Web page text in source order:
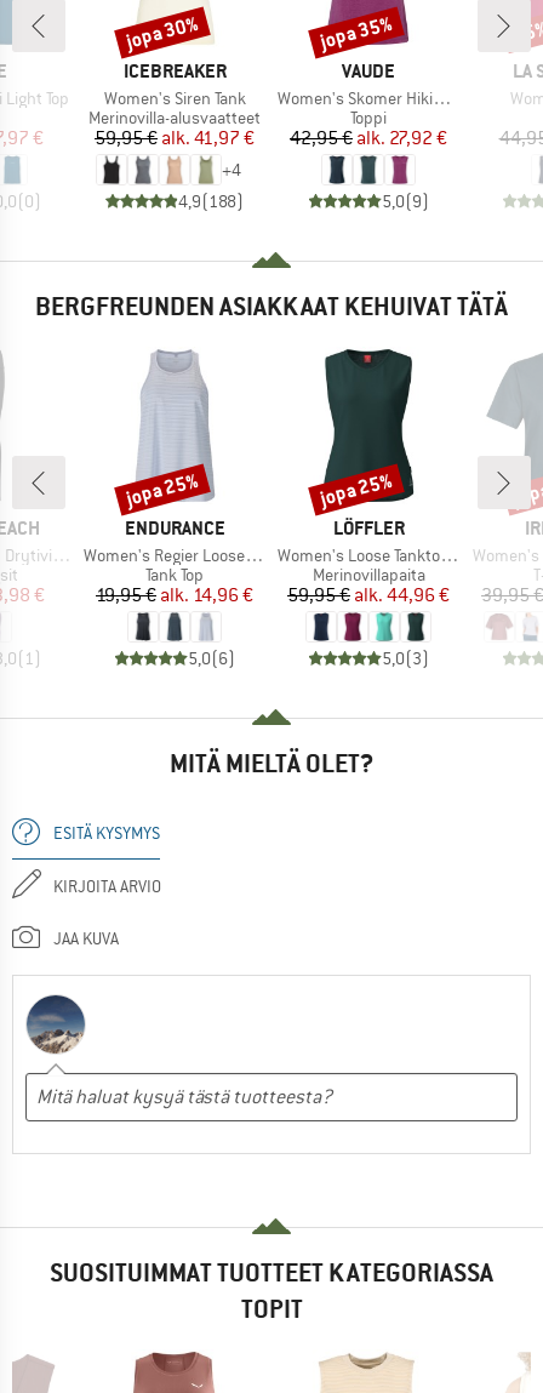
Top
hinta
€
(0)
MERKKI
ICEBREAKER
Tuote
Women's Siren Tank
Tuoteryhmä
Merinovilla-alusvaatteet
Hinta
59,95 € Alennettu hinta
alk. 41,97 €
+4
4,9(188)
Alennus
jopa 30%
MERKKI
VAUDE
Tuote
Women's Skomer Hiking Top
Tuoteryhmä
Toppi
Hinta
42,95 € Alennettu hinta
alk. 27,92 €
5,0(9)
Alennus
jopa 35%
LA
BERGFREUNDEN ASIAKKAAT KEHUIVAT TÄTÄ
Tights 1/1
hinta
€
(1)
MERKKI
ENDURANCE
Tuote
Women's Regier Loose Fit Top
Tuoteryhmä
Tank Top
Hinta
19,95 € Alennettu hinta
alk. 14,96 €
5,0(6)
Alennus
jopa 25%
MERKKI
LÖFFLER
Tuote
Women's Loose Tanktop Merino-Tencel
Tuoteryhmä
Merinovillapaita
Hinta
59,95 € Alennettu hinta
alk. 44,96 €
5,0(3)
Alennus
jopa 25%
Tuote
Women's
39,95 €
MITÄ MIELTÄ OLET?
ESITÄ KYSYMYS
KIRJOITA ARVIO
JAA KUVA
SUOSITUIMMAT TUOTTEET KATEGORIASSA
TOPIT